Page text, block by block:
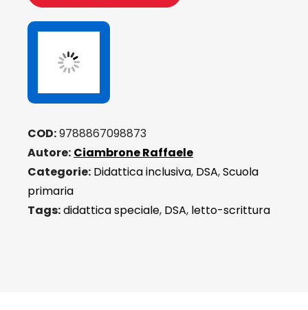
Apprendimento
(nuova
edizione)
quantità
COD:9788867098873
Autore: Ciambrone Raffaele
Categorie: Didattica inclusiva, DSA,Scuola
primaria
Tags:didattica speciale, DSA, letto-scrittura